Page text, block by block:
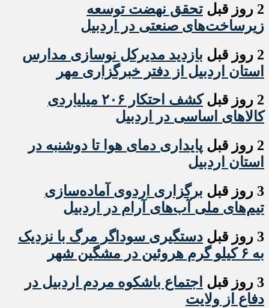
2 روز قبل
تحقق نهضت توسعه
زیرساخت‌های صنعتی در اردبیل
2 روز قبل
بازدید مدیرکل نوسازی مدارس
استان اردبیل از دفتر خبرگزاری مهر
2 روز قبل
کشف احتکار ۲۰۶ میلیاردی
کالاهای اساسی در اردبیل
2 روز قبل
پایداری دمای هوا تا دوشنبه در
استان اردبیل
3 روز قبل
برگزاری اردوی آماده‌سازی
تیم‌های ملی آب‌های آرام در اردبیل
3 روز قبل
دستگیری سوداگر مرگ با نزدیک
به ۶ کیلو گرم هروئین در مشگین شهر
3 روز قبل
اجتماع باشکوه مردم اردبیل در
دفاع از ولایت